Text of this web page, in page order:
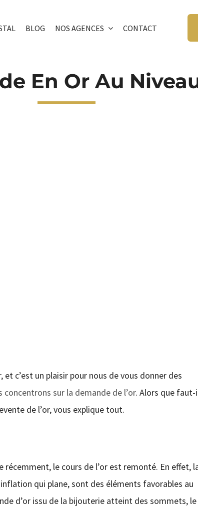
BLOG NOS AGENCES CONTACT
En Or Au
c’est un plaisir pour nous de vous donner des
concentrons sur la demande de l’or. Alors que faut-
de l’or, vous explique tout.
le cours de l’or est remonté. En effet,
qui plane, sont des éléments favorables au
d’or issu de la bijouterie atteint des sommets, le